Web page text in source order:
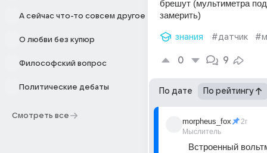
А сейчас что-то совсем другое
О любви без купюр
Философский вопрос
Политические дебаты
Смотреть все
брешут (мультиметра
замерить)
знания #датчик
0 9
По дате По рейтингу
morpheus_fox
Мыслитель
2г
Встроенный